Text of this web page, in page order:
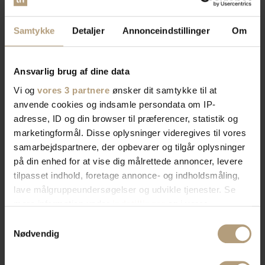
Samtykke Detaljer Annonceindstillinger Om
Ansvarlig brug af dine data
Vi og vores 3 partnere ønsker dit samtykke til at
anvende cookies og indsamle persondata om IP-
adresse, ID og din browser til præferencer, statistik og
marketingformål. Disse oplysninger videregives til vores
samarbejdspartnere, der opbevarer og tilgår oplysninger
på din enhed for at vise dig målrettede annoncer, levere
tilpasset indhold, foretage annonce- og indholdsmåling,
lave målgruppeundersøgelser og udvikle tjenester. Se
tilbage eller ændre indstillinger fra vores
"Cookiedeklaration", eller ved at trykke på "Privacy
Nødvendig